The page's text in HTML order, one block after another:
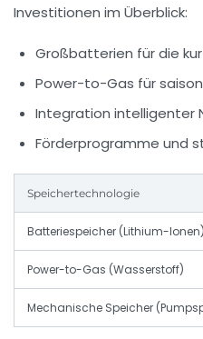
Investitionen im Überblick:
Großbatterien für die
Power-to-Gas für
Integration intelligenter
Förderprogramme und
Speichertechnologie
Batteriespeicher (Lithium-Ionen)
Power-to-Gas (Wasserstoff)
Mechanische Speicher